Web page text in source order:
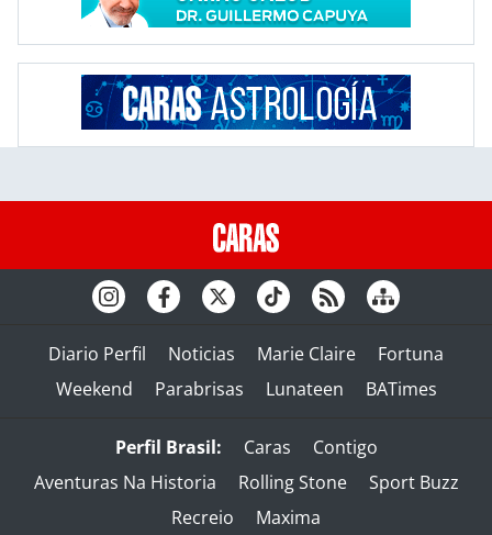
Diario Perfil Noticias Marie Claire
Fortuna
Weekend
Parabrisas Lunateen BATimes
Perfil Brasil: Caras
Contigo
Aventuras Na Historia
Rolling Stone
Sport Buzz
Recreio
Maxima